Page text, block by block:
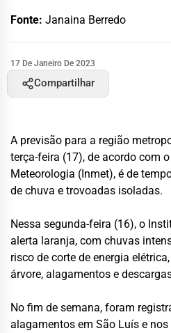
Fonte: Janaina Berredo
17 De Janeiro De 2023
Compartilhar
A previsão para a região
terça-feira (17), de acordo com
Meteorologia (Inmet), é de
de chuva e trovoadas isoladas.
Nessa segunda-feira (16), o
alerta laranja, com chuvas
risco de corte de energia
árvore, alagamentos e
No fim de semana, foram
alagamentos em São Luís e